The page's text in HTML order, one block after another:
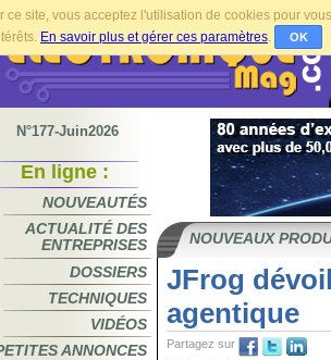
ce site, vous acceptez l'utilisation de cookies pour
En savoir plus et gérer ces paramètres. OK
N°177-Juin2026
En ligne :
NOUVEAUTÉS
ACTUALITÉ DES
ENTREPRISES
DOSSIERS
TECHNIQUES
VIDÉOS
ANNONCES
NOUVEAUX
JFrog
agentique
Partagez sur